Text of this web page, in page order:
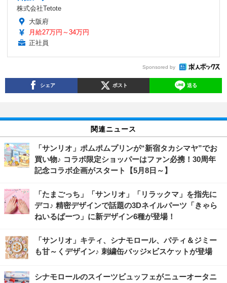
株式会社Tetote
大阪府
月給27万円～34万円
正社員
Sponsored by
シェア ポスト 送る
関連ニュース
「サンリオ」ポムポムプリンが“新宿タカシマヤ”でお
買い物♪ コラボ限定ショッパーはファン必携！30周年
記念コラボ企画がスタート【5月8日～】
「たまごっち」「サンリオ」「リラックマ」を指先に
デコ♪ 精密デザインで話題の3Dネイルパーツ「きゃら
ねいるぱーつ」に新デザイン6種が登場！
「サンリオ」キティ、シナモロール、パティ＆ジミー
も甘～くデザイン♪ 刺繍缶バッジ×ビスケットが登場
シナモロールのスイーツビュッフェがニューオータニ